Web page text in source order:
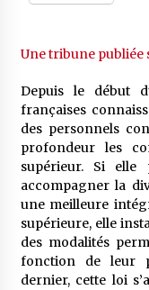
Une tribune publiée
Depuis le début
françaises
des personnels
profondeur les
supérieur. Si elle
accompagner la
une meilleure
supérieure, elle
des modalités
fonction de leur
dernier, cette loi